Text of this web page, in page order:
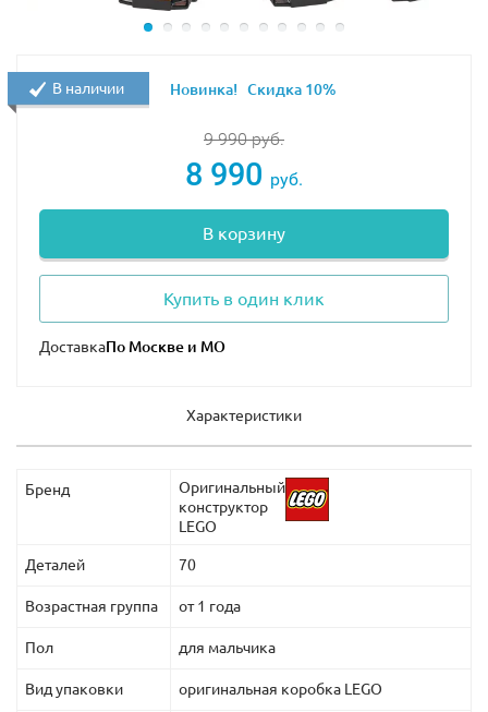
9 990руб.
8 990 руб.
В корзину
Купить в один клик
Доставка
В наличии Новинка! Скидка 10%
Характеристики
Бренд
Оригинальный
конструктор
LEGO
Деталей 70
Возрастная группа от 1 года
Пол для мальчика
Вид упаковки оригинальная коробка LEGO